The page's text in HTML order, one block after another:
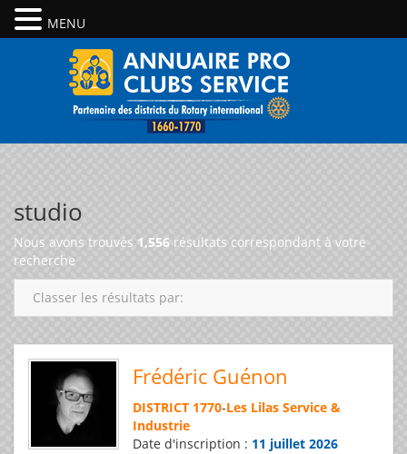
studio
Nous avons trouvés 1,556 résultats correspondant à votre
recherche
Classer les résultats par:
Frédéric Guénon
DISTRICT 1770-Les Lilas Service &
Industrie
Date d'inscription : 11 juillet 2026
MENU